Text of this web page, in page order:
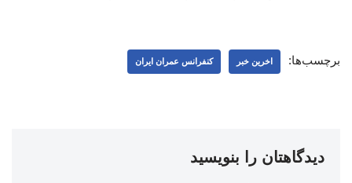
برچسب‌ها: اخرین خبر کنفرانس عمران ایران
دیدگاهتان را بنویسید